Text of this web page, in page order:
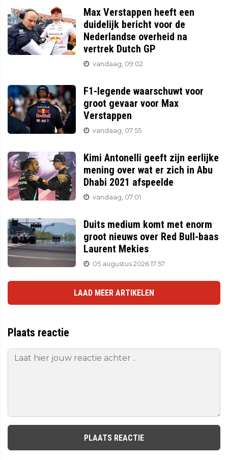
Max Verstappen heeft een
duidelijk bericht voor de
Nederlandse overheid na
vertrek Dutch GP
vandaag, 09:02
F1-legende waarschuwt voor
groot gevaar voor Max
Verstappen
vandaag, 07:55
Kimi Antonelli geeft zijn eerlijke
mening over wat er zich in Abu
Dhabi 2021 afspeelde
vandaag, 07:01
Duits medium komt met enorm
groot nieuws over Red Bull-baas
Laurent Mekies
05 augustus 2026 17:57
LAAD MEER ARTIKELEN
Plaats reactie
PLAATS REACTIE